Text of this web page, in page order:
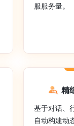
服服务量。
精
基于对话、
自动构建动